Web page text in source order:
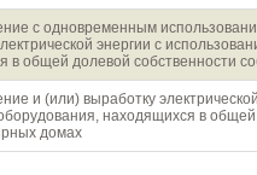
с одновременным
энергии с
в общей долевой собственности
и (или) выработку
находящихся в
домах